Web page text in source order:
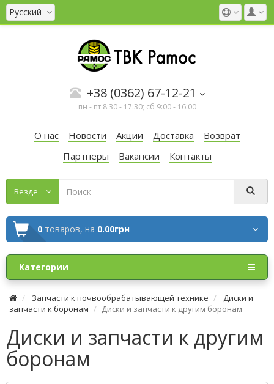
Русский
+38 (0362) 67-12-21
пн - пт 8:30 - 17:30; сб 9:00 - 16:00
О нас Новости Акции Доставка
Возврат
Партнеры
Вакансии Контакты
Везде
0 товаров, на 0.00грн
Категории
Запчасти к почвообрабатывающей технике
Диски и
запчасти к боронам
Диски и запчасти к другим боронам
Диски и запчасти к другим
боронам